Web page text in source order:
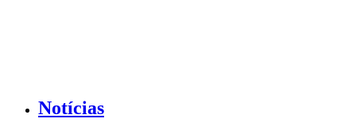
Notícias